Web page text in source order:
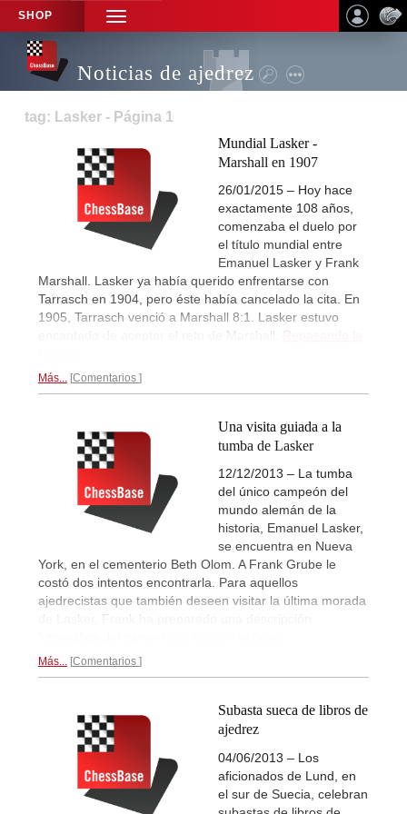
SHOP
TOGGLE
NAVIGATION
Noticias de ajedrez
tag: Lasker - Página 1
Mundial Lasker -
Marshall en 1907
26/01/2015 – Hoy hace
exactamente 108 años,
comenzaba el duelo por
el título mundial entre
Emanuel Lasker y Frank
Marshall. Lasker ya había querido enfrentarse con
Tarrasch en 1904, pero éste había cancelado la cita. En
1905, Tarrasch venció a Marshall 8:1. Lasker estuvo
encantado de aceptar el reto de Marshall. Repasando la
Más... Comentarios
Una visita guiada a la
tumba de Lasker
12/12/2013 – La tumba
del único campeón del
mundo alemán de la
historia, Emanuel Lasker,
se encuentra en Nueva
York, en el cementerio Beth Olom. A Frank Grube le
costó dos intentos encontrarla. Para aquellos
ajedrecistas que también deseen visitar la última morada
de Lasker, Frank ha preparado una descripción
Más... Comentarios
Subasta sueca de libros de
ajedrez
04/06/2013 – Los
aficionados de Lund, en
el sur de Suecia, celebran